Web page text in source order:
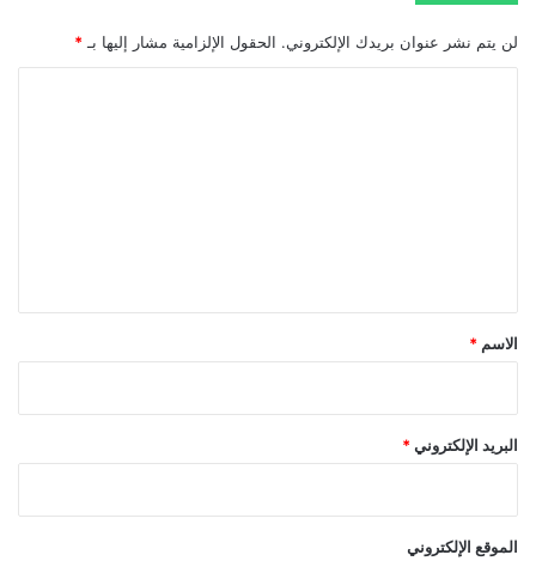
لن يتم نشر عنوان بريدك الإلكتروني. الحقول الإلزامية مشار إليها بـ *
*
الاسم *
البريد الإلكتروني *
الموقع الإلكتروني